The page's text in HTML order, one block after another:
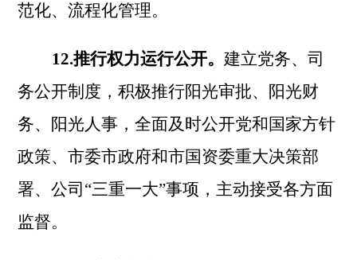
范化、流程化管理。
12.推行权力运行公开。建立党务、司
务公开制度，积极推行阳光审批、阳光财
务、阳光人事，全面及时公开党和国家方针
政策、市委市政府和市国资委重大决策部
署、公司 “三重一大”事项，主动接受各方面
监督。